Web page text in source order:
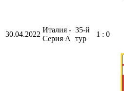
30.04.2022
Италия -
Серия А
35-й
тур
1 : 0